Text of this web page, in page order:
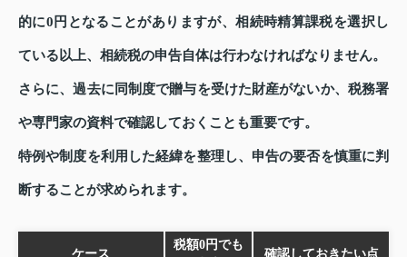
的に0円となることがありますが、相続時精算課税を選択し
ている以上、相続税の申告自体は行わなければなりません。
さらに、過去に同制度で贈与を受けた財産がないか、税務署
や専門家の資料で確認しておくことも重要です。
特例や制度を利用した経緯を整理し、申告の要否を慎重に判
断することが求められます。
ケース
税額0円でも
確認しておきたい点